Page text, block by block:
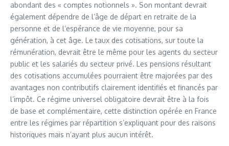
abondant des « comptes notionnels ». Son montant devrait
également dépendre de l’âge de départ en retraite de la
personne et de l’espérance de vie moyenne, pour sa
génération, à cet âge. Le taux des cotisations, sur toute la
rémunération, devrait être le même pour les agents du secteur
public et les salariés du secteur privé. Les pensions résultant
des cotisations accumulées pourraient être majorées par des
avantages non contributifs clairement identifiés et financés par
l’impôt. Ce régime universel obligatoire devrait être à la fois
de base et complémentaire, cette distinction opérée en France
entre les régimes par répartition s’expliquant pour des raisons
historiques mais n’ayant plus aucun intérêt.